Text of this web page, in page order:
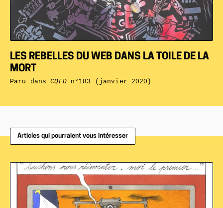
LES REBELLES DU WEB DANS LA TOILE DE LA
MORT
Paru dansCQFDn°183 (janvier 2020)
Articles qui pourraient vous intéresser